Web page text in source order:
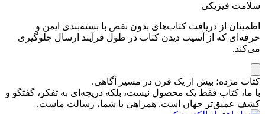
سلامت فیزیکی
اطمینان از دریافت کتاب‌های بدون نقص با بسته‌بندی ایمن و
حرفه‌ای که از آسیب دیدن کتاب در طول فرآیند ارسال جلوگیری
می‌کند.
کتاب مژده؛ بیش از یک قرن در مسیر آگاهی.
با ما، کتاب فقط یک محصول نیست، بلکه دریچه‌ای به تفکر، گفتگو و
کشف عمیق‌تر جهان است. همراهی با شما، رسالت ماست.